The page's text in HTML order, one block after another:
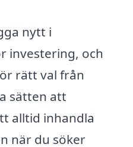
nytt i
investering, och
rätt val från
sätten att
alltid inhandla
när du söker